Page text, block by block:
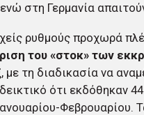
στη Γερμανία
ρυθμούς προχωρά
του «στοκ» των
, με τη διαδικασία να
ότι εκδόθηκαν